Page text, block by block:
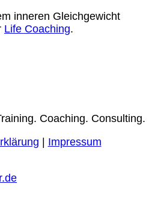
inneren Gleichgewicht
Life Coaching.
Coaching. Consulting.
Impressum